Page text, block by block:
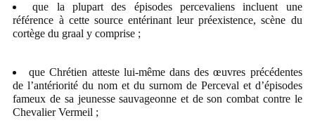
que la plupart des épisodes percevaliens incluent une
référence à cette source entérinant leur préexistence, scène du
cortège du graal y comprise ;
que Chrétien atteste lui-même dans des œuvres précédentes
de l’antériorité du nom et du surnom de Perceval et d’épisodes
fameux de sa jeunesse sauvageonne et de son combat contre le
Chevalier Vermeil ;